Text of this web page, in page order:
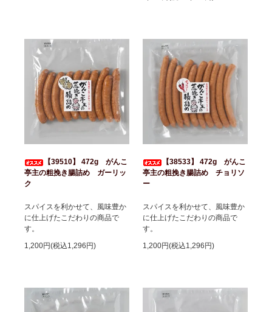
【39510】 472g がんこ
亭主の粗挽き腸詰め ガーリッ
ク
スパイスを利かせて、風味豊か
に仕上げたこだわりの商品で
す。
1,200円(税込1,296円)
【38533】 472g がんこ
亭主の粗挽き腸詰め チョリソ
ー
スパイスを利かせて、風味豊か
に仕上げたこだわりの商品で
す。
1,200円(税込1,296円)